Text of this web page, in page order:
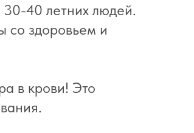
30-40 летних людей.
со здоровьем и
в крови! Это